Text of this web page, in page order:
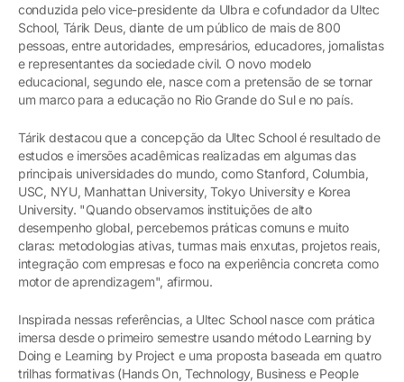
conduzida pelo vice-presidente da Ulbra e cofundador da Ultec
School, Tárik Deus, diante de um público de mais de 800
pessoas, entre autoridades, empresários, educadores, jornalistas
e representantes da sociedade civil. O novo modelo
educacional, segundo ele, nasce com a pretensão de se tornar
um marco para a educação no Rio Grande do Sul e no país.
Tárik destacou que a concepção da Ultec School é resultado de
estudos e imersões acadêmicas realizadas em algumas das
principais universidades do mundo, como Stanford, Columbia,
USC, NYU, Manhattan University, Tokyo University e Korea
University. "Quando observamos instituições de alto
desempenho global, percebemos práticas comuns e muito
claras: metodologias ativas, turmas mais enxutas, projetos reais,
integração com empresas e foco na experiência concreta como
motor de aprendizagem", afirmou.
Inspirada nessas referências, a Ultec School nasce com prática
imersa desde o primeiro semestre usando método Learning by
Doing e Learning by Project e uma proposta baseada em quatro
trilhas formativas (Hands On, Technology, Business e People